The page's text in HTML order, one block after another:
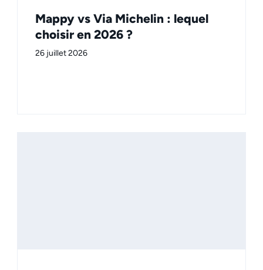
Mappy vs Via Michelin : lequel
choisir en 2026 ?
26 juillet 2026